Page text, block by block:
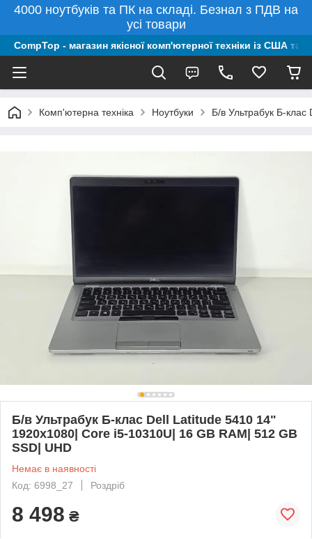
4000 ноутбуків та ПК на складі. Безнал з ПДВ на
усі товари
CompTop - магазин якісної комп'ютерної техніки із США та
Комп'ютерна техніка Ноутбуки Б/в Ультрабук Б-
Б/в Ультрабук Б-клас Dell Latitude 5410 14"
1920x1080| Core i5-10310U| 16 GB RAM| 512 GB
SSD| UHD
Немає в наявності
Код: 6998_27
Роздріб
8 498 ₴